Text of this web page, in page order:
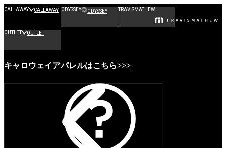
CALLAWAY CALLAWAY ODYSSEY ODYSSEY TRAVISMATHEW
OUTLET OUTLET
キャロウェイアパレルはこちら>>>